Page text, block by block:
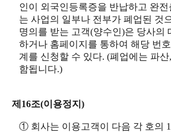
인이 외국인등록증을 반납하고 완
는 사업의 일부나 전부가 폐업된 것
명의를 받는 고객(양수인)은 당사의
하거나 홈페이지를 통하여 해당 번
계를 신청할 수 있다. (폐업에는 파
함됩니다.)
제16조(이용정지)
① 회사는 이용고객이 다음 각 호의